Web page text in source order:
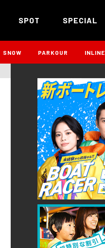
SPOT SPECIAL
SNOW PARKOUR INLINE